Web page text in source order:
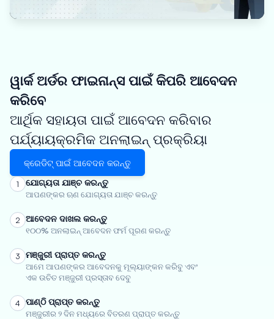
ୱାର୍କ ଅର୍ଡର ଫାଇନାନ୍ସ ପାଇଁ କିପରି ଆବେଦନ
କରିବେ
ଆର୍ଥିକ ସହାୟତା ପାଇଁ ଆବେଦନ କରିବାର
ପର୍ଯ୍ୟାୟକ୍ରମିକ ଅନଲାଇନ୍ ପ୍ରକ୍ରିୟା
କ୍ରେଡିଟ୍ ପାଇଁ ଆବେଦନ କରନ୍ତୁ
1 ଯୋଗ୍ୟତା ଯାଞ୍ଚ କରନ୍ତୁ
ଆପଣଙ୍କର ଋଣ ଯୋଗ୍ୟତା ଯାଞ୍ଚ କରନ୍ତୁ
2 ଆବେଦନ ଦାଖଲ କରନ୍ତୁ
୧୦୦% ଅନଲାଇନ୍ ଆବେଦନ ଫର୍ମ ପୂରଣ କରନ୍ତୁ
3 ମଞ୍ଜୁରୀ ପ୍ରାପ୍ତ କରନ୍ତୁ
ଆମେ ଆପଣଙ୍କର ଆବେଦନକୁ ମୂଲ୍ୟାଙ୍କନ କରିବୁ ଏବଂ
ଏକ ଉଚିତ ମଞ୍ଜୁରୀ ପ୍ରସ୍ତାବ ଦେବୁ
4 ପାଣ୍ଠି ପ୍ରାପ୍ତ କରନ୍ତୁ
ମଞ୍ଜୁରୀର ୨ ଦିନ ମଧ୍ୟରେ ବିତରଣ ପ୍ରାପ୍ତ କରନ୍ତୁ